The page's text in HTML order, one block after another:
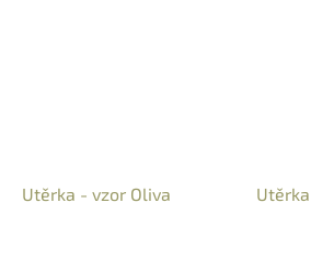
Utěrka - vzor Oliva